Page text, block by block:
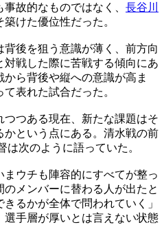
故的なものではなく、 長谷川
けた優位性だった。
後を狙う意識が薄く、前方向
戦した際に苦戦する傾向にあ
ら背後や縦への意識が高ま
表れた試合だった。
つある現在、新たな課題はそ
という点にある。清水戦の前
次のように語っていた。
まウチも陣容的にすべてが整っ
メンバーに替わる人が出たと
るかが全体で問われていく」
手層が厚いとは言えない状態